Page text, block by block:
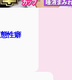
性癖